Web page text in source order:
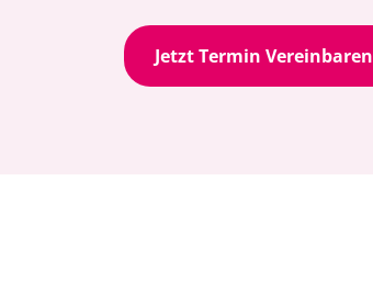
Jetzt Termin Vereinbaren